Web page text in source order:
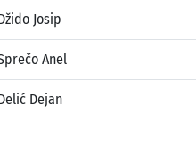
Josip
Anel
Dejan